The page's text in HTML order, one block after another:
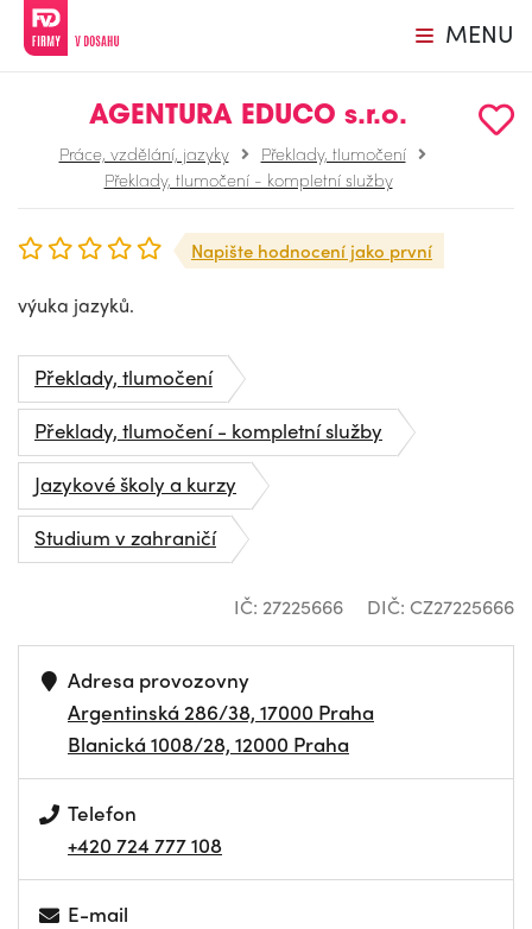
MENU
AGENTURA EDUCO s.r.o.
Práce, vzdělání, jazyky
Překlady, tlumočení
Překlady, tlumočení - kompletní služby
Napište hodnocení jako první
výuka jazyků.
Překlady, tlumočení
Překlady, tlumočení - kompletní služby
Jazykové školy a kurzy
Studium v zahraničí
IČ: 27225666 DIČ: CZ27225666
Adresa provozovny
Argentinská 286/38, 17000 Praha
Blanická 1008/28, 12000 Praha
Telefon
+420 724 777 108
E-mail